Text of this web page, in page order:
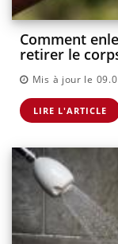
Comment
retirer le
Mis à jour le
LIRE L'ARTICLE